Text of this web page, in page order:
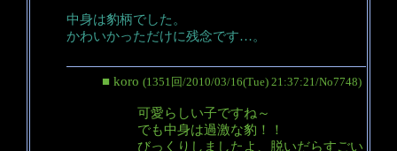
中身は豹柄でした。
かわいかっただけに残念です…。
■ koro (1351回/2010/03/16(Tue) 21:37:21/No7748)
可愛らしい子ですね～
でも中身は過激な豹！！
びっくりしましたよ、脱いだらすごい